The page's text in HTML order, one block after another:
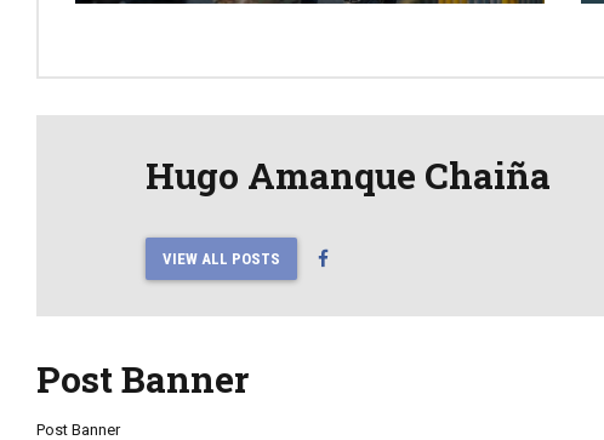
Hugo Amanque Chaiña
VIEW ALL POSTS
Post Banner
Post Banner